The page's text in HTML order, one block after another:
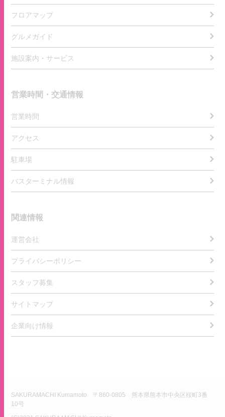
フロアマップ
グルメガイド
施設案内・サービス
営業時間・交通情報
営業時間
アクセス
駐車場
バスターミナル情報
関連情報
運営会社
プライバシーポリシー
スタッフ募集
サイトマップ
企業向け情報
SAKURAMACHI Kumamoto 〒860-0805 熊本県熊本市中央区桜町3番
10号